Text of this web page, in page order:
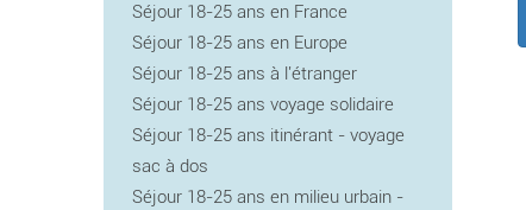
Séjour 18-25 ans en France
Séjour 18-25 ans en Europe
Séjour 18-25 ans à l'étranger
Séjour 18-25 ans voyage solidaire
Séjour 18-25 ans itinérant - voyage
sac à dos
Séjour 18-25 ans en milieu urbain -